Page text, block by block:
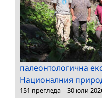
палеонтологична
Националния
151 прегледа | 30 юли